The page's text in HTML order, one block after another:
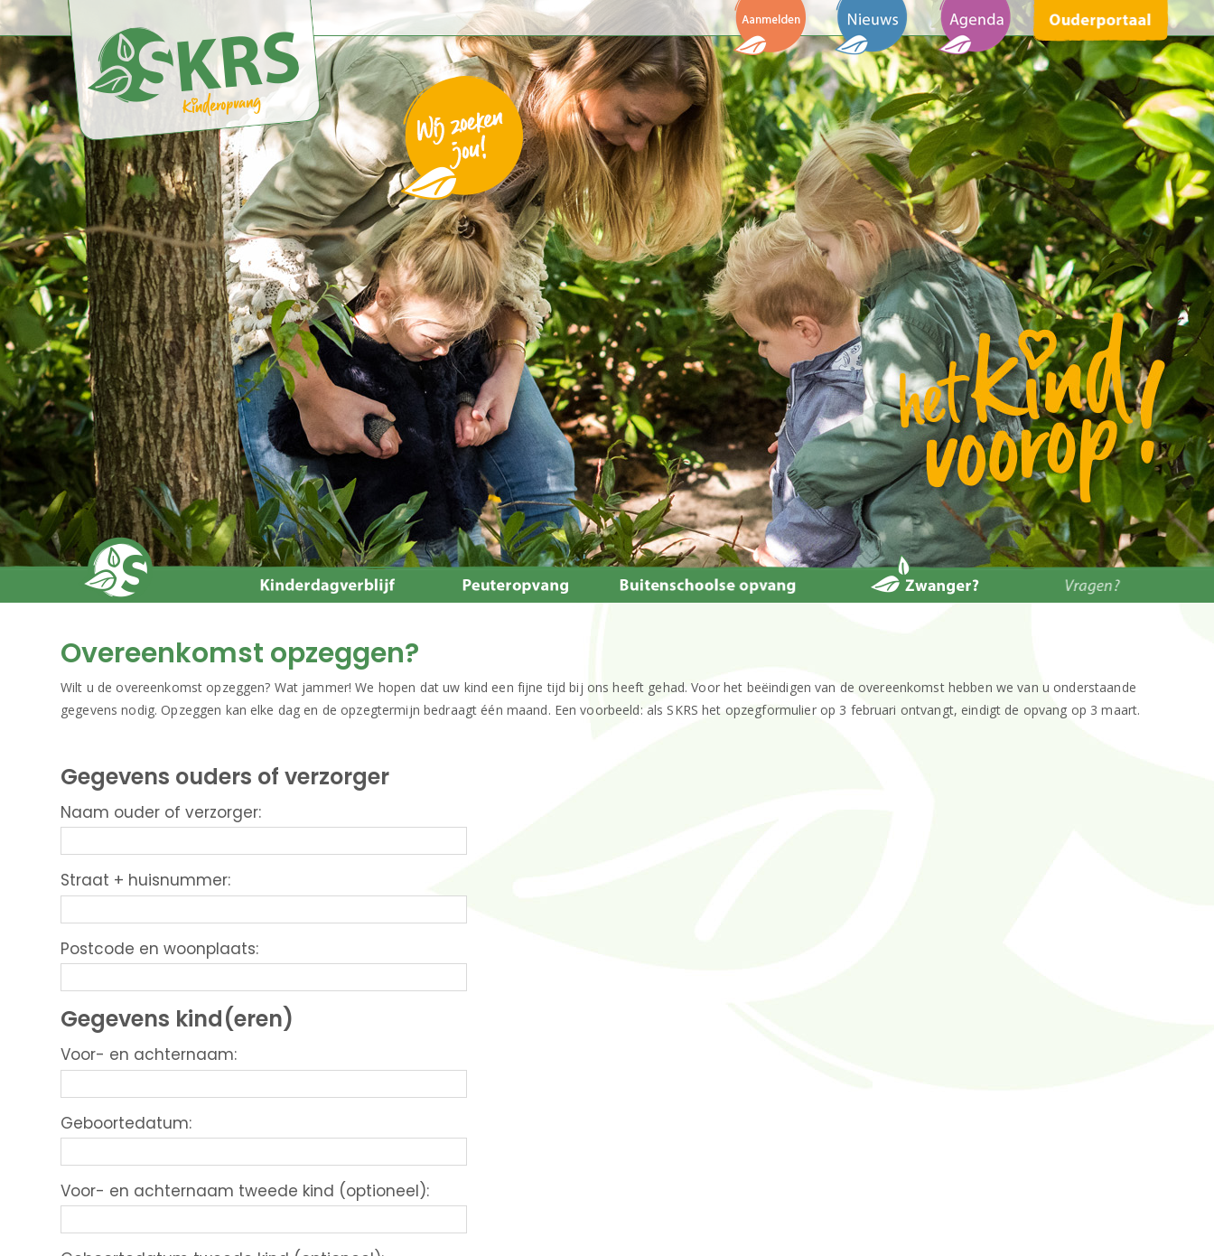
Overeenkomst opzeggen?
Wilt u de overeenkomst opzeggen? Wat jammer! We hopen dat uw kind een fijne tijd bij ons heeft gehad. Voor het beëindigen van de overeenkomst hebben we van u onderstaande
gegevens nodig. Opzeggen kan elke dag en de opzegtermijn bedraagt één maand. Een voorbeeld: als SKRS het opzegformulier op 3 februari ontvangt, eindigt de opvang op 3 maart.